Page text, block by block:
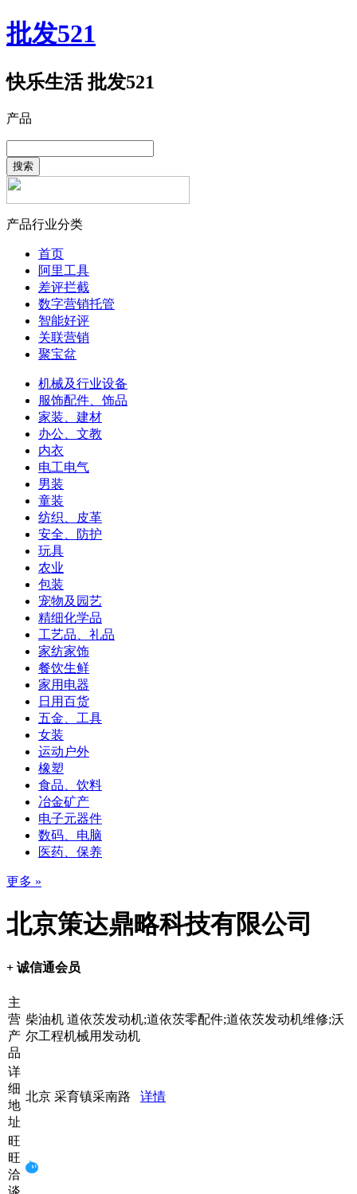
批发521
快乐生活 批发521
产品
搜索
产品行业分类
首页
阿里工具
差评拦截
数字营销托管
智能好评
关联营销
聚宝盆
机械及行业设备
服饰配件、饰品
家装、建材
办公、文教
内衣
电工电气
男装
童装
纺织、皮革
安全、防护
玩具
农业
包装
宠物及园艺
精细化学品
工艺品、礼品
家纺家饰
餐饮生鲜
家用电器
日用百货
五金、工具
女装
运动户外
橡塑
食品、饮料
冶金矿产
电子元器件
数码、电脑
医药、保养
更多 »
北京策达鼎略科技有限公司
+ 诚信通会员
主
营
产
品
柴油机 道依茨发动机;道依茨零配件;道依茨发动机维修;沃
尔工程机械用发动机
详
细
地
址
北京 采育镇采南路 详情
旺
旺
洽
谈